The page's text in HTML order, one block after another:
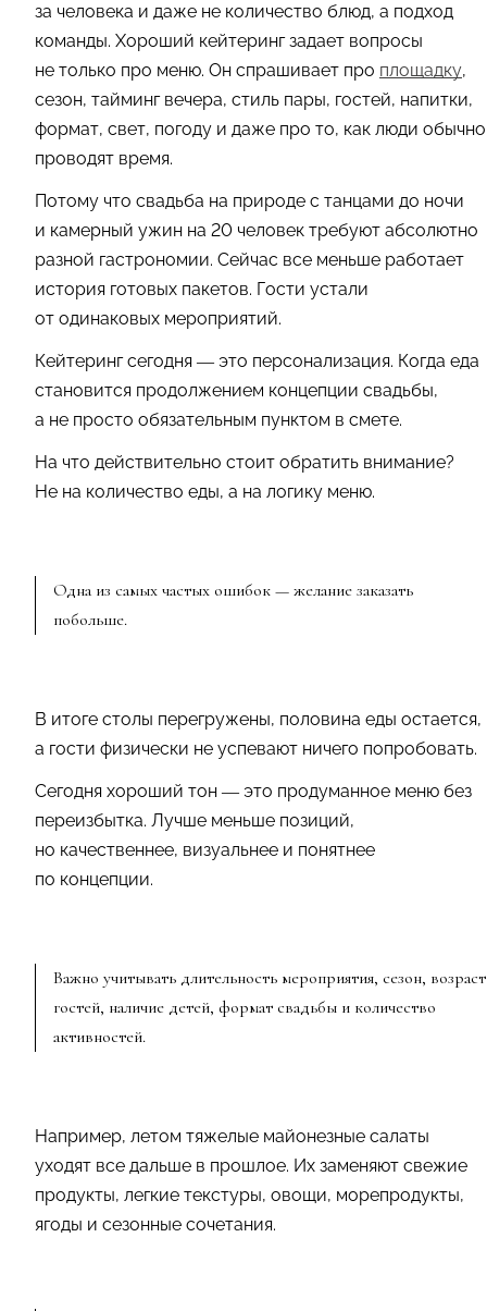
за человека и даже не количество блюд, а подход
команды. Хороший кейтеринг задает вопросы
не только про меню. Он спрашивает про площадку,
сезон, тайминг вечера, стиль пары, гостей, напитки,
формат, свет, погоду и даже про то, как люди обычно
проводят время.
Потому что свадьба на природе с танцами до ночи
и камерный ужин на 20 человек требуют абсолютно
разной гастрономии. Сейчас все меньше работает
история готовых пакетов. Гости устали
от одинаковых мероприятий.
Кейтеринг сегодня — это персонализация. Когда еда
становится продолжением концепции свадьбы,
а не просто обязательным пунктом в смете.
На что действительно стоит обратить внимание?
Не на количество еды, а на логику меню.
Одна из самых частых ошибок — желание заказать
побольше.
В итоге столы перегружены, половина еды остается,
а гости физически не успевают ничего попробовать.
Сегодня хороший тон — это продуманное меню без
переизбытка. Лучше меньше позиций,
но качественнее, визуальнее и понятнее
по концепции.
Важно учитывать длительность мероприятия, сезон, возраст
гостей, наличие детей, формат свадьбы и количество
активностей.
Например, летом тяжелые майонезные салаты
уходят все дальше в прошлое. Их заменяют свежие
продукты, легкие текстуры, овощи, морепродукты,
ягоды и сезонные сочетания.